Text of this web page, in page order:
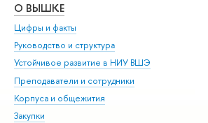
О ВЫШКЕ
Цифры и факты
Руководство и структура
Устойчивое развитие в НИУ ВШЭ
Преподаватели и сотрудники
Корпуса и общежития
Закупки